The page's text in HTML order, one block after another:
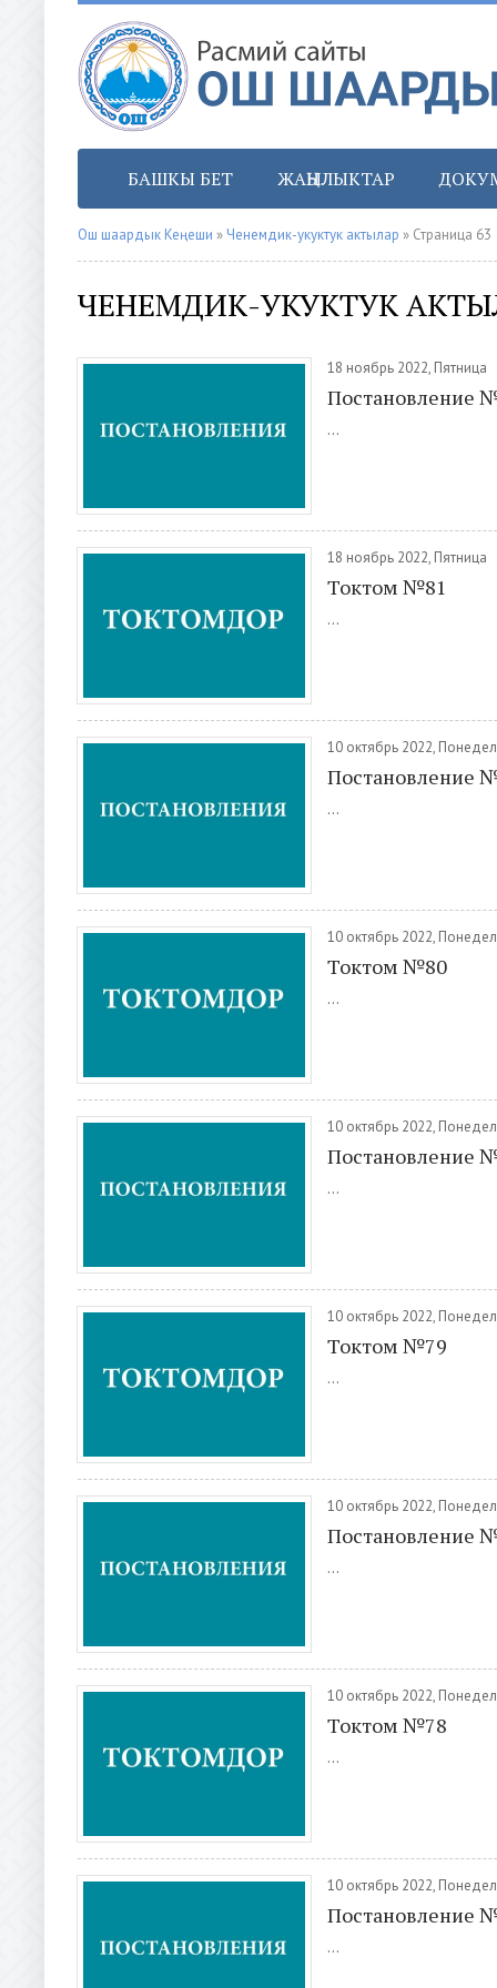
БАШКЫ БЕТ ЖАҢЫЛЫКТАР
Ош шаардык Кеңеши » Ченемдик-укуктук актылар » Страница 63
ЧЕНЕМДИК-УКУКТУК
18 ноябрь 2022, Пятница
Постановление
...
18 ноябрь 2022, Пятница
Токтом №81
...
10 октябрь 2022,
Постановление
...
10 октябрь 2022,
Токтом №80
...
10 октябрь 2022,
Постановление
...
10 октябрь 2022,
Токтом №79
...
10 октябрь 2022,
Постановление
...
10 октябрь 2022,
Токтом №78
...
10 октябрь 2022,
Постановление
...